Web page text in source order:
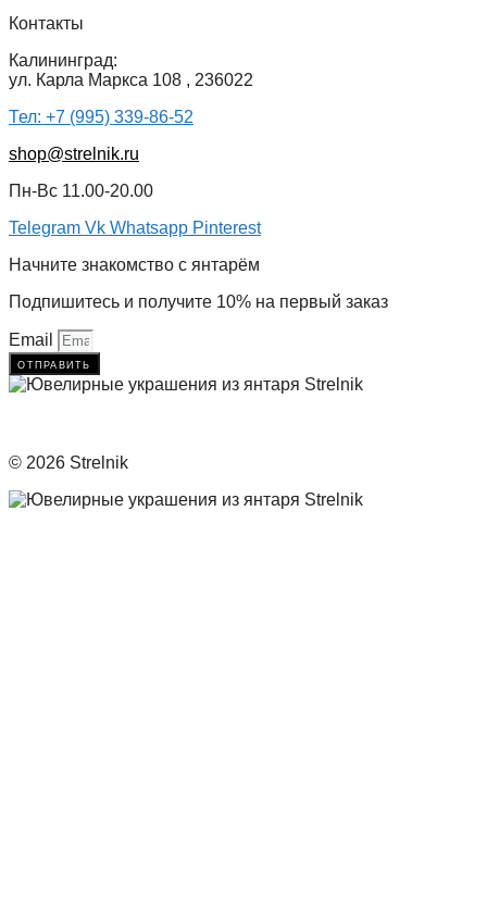
Контакты
Калининград:
ул. Карла Маркса 108 , 236022
Тел: +7 (995) 339-86-52
shop@strelnik.ru
Пн-Вс 11.00-20.00
Telegram Vk Whatsapp Pinterest
Начните знакомство с янтарём
Подпишитесь и получите 10% на первый заказ
Email
отправить
© 2026 Strelnik